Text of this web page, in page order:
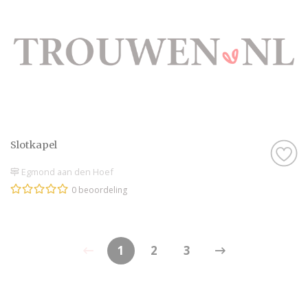
Slotkapel
Egmond aan den Hoef
0 beoordeling
1 2 3